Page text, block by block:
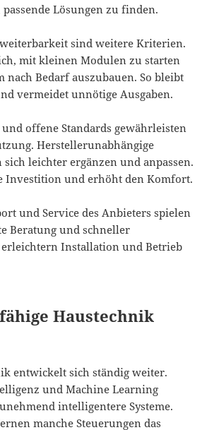
Lösungen zu finden.
sind weitere Kriterien.
mit kleinen Modulen zu starten
nach Bedarf auszubauen. So bleibt
vermeidet unnötige Ausgaben.
offene Standards gewährleisten
Herstellerunabhängige
sich leichter ergänzen und anpassen.
Investition und erhöht den Komfort.
und Service des Anbieters spielen
Beratung und schneller
Installation und Betrieb
Haustechnik
entwickelt sich ständig weiter.
und Machine Learning
intelligentere Systeme.
manche Steuerungen das